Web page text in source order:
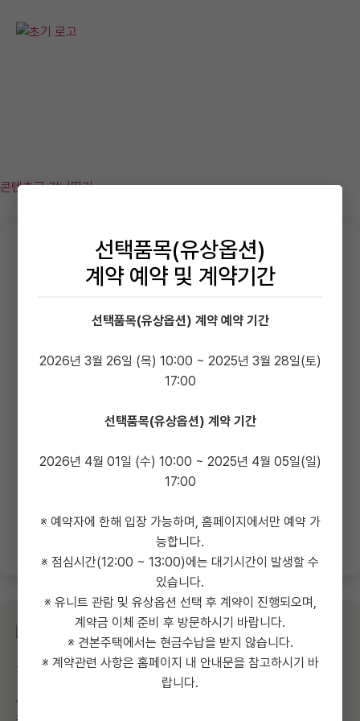
콘텐츠로 건너뛰기
선택품목(유상옵션)
계약 예약 및 계약기간
선택품목(유상옵션) 계약 예약 기간
2026년 3월 26일 (목) 10:00 ~ 2025년 3월 28일(토)
17:00
선택품목(유상옵션) 계약 기간
2026년 4월 01일 (수) 10:00 ~ 2025년 4월 05일(일)
17:00
※ 예약자에 한해 입장 가능하며, 홈페이지에서만 예약 가
능합니다.
※ 점심시간(12:00 ~ 13:00)에는 대기시간이 발생할 수
있습니다.
※ 유니트 관람 및 유상옵션 선택 후 계약이 진행되오며,
계약금 이체 준비 후 방문하시기 바랍니다.
※ 견본주택에서는 현금수납을 받지 않습니다.
※ 계약관련 사항은 홈페이지 내 안내문을 참고하시기 바
랍니다.
두산위브더제니스 구미
선택품목(유상옵션) 예약
-
두산위브더제니스 구미 | 경북 구미시 광평동 227번지 일원
시행사